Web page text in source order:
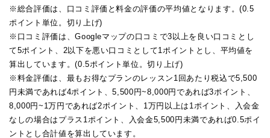
※総合評価は、口コミ評価と料金の評価の平均値となります。(0.5
ポイント単位。切り上げ)
※口コミ評価は、Googleマップの口コミで3以上を良い口コミとし
て5ポイント、2以下を悪い口コミとして1ポイントとし、平均値を
算出しています。(0.5ポイント単位。切り上げ)
※料金評価は、最もお得なプランのレッスン1回あたり税込で5,500
円未満であれば4ポイント、5,500円~8,000円であれば3ポイント、
8,000円~1万円であれば2ポイント、1万円以上は1ポイント、入会金
なしの場合はプラス1ポイント、入会金5,500円未満であれば0.5ポイ
ントとし合計値を算出しています。